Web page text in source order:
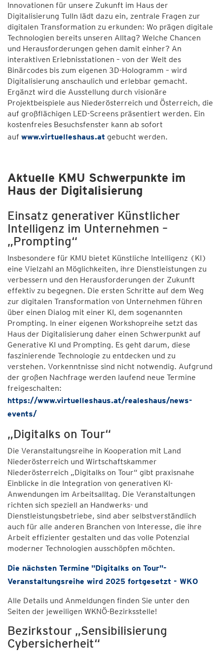
Innovationen für unsere Zukunft im Haus der
Digitalisierung Tulln lädt dazu ein, zentrale Fragen zur
digitalen Transformation zu erkunden: Wo prägen digitale
Technologien bereits unseren Alltag? Welche Chancen
und Herausforderungen gehen damit einher? An
interaktiven Erlebnisstationen – von der Welt des
Binärcodes bis zum eigenen 3D-Hologramm – wird
Digitalisierung anschaulich und erlebbar gemacht.
Ergänzt wird die Ausstellung durch visionäre
Projektbeispiele aus Niederösterreich und Österreich, die
auf großflächigen LED-Screens präsentiert werden. Ein
kostenfreies Besuchsfenster kann ab sofort
auf www.virtuelleshaus.at gebucht werden.
Aktuelle KMU Schwerpunkte im
Haus der Digitalisierung
Einsatz generativer Künstlicher
Intelligenz im Unternehmen –
„Prompting“
Insbesondere für KMU bietet Künstliche Intelligenz (KI)
eine Vielzahl an Möglichkeiten, ihre Dienstleistungen zu
verbessern und den Herausforderungen der Zukunft
effektiv zu begegnen. Die ersten Schritte auf dem Weg
zur digitalen Transformation von Unternehmen führen
über einen Dialog mit einer KI, dem sogenannten
Prompting. In einer eigenen Workshopreihe setzt das
Haus der Digitalisierung daher einen Schwerpunkt auf
Generative KI und Prompting. Es geht darum, diese
faszinierende Technologie zu entdecken und zu
verstehen. Vorkenntnisse sind nicht notwendig. Aufgrund
der großen Nachfrage werden laufend neue Termine
freigeschalten:
https://www.virtuelleshaus.at/realeshaus/news-
events/
„Digitalks on Tour“
Die Veranstaltungsreihe in Kooperation mit Land
Niederösterreich und Wirtschaftskammer
Niederösterreich „Digitalks on Tour“ gibt praxisnahe
Einblicke in die Integration von generativen KI-
Anwendungen im Arbeitsalltag. Die Veranstaltungen
richten sich speziell an Handwerks- und
Dienstleistungsbetriebe, sind aber selbstverständlich
auch für alle anderen Branchen von Interesse, die ihre
Arbeit effizienter gestalten und das volle Potenzial
moderner Technologien ausschöpfen möchten.
Die nächsten Termine "Digitalks on Tour"-
Veranstaltungsreihe wird 2025 fortgesetzt - WKO
Alle Details und Anmeldungen finden Sie unter den
Seiten der jeweiligen WKNÖ-Bezirksstelle!
Bezirkstour „Sensibilisierung
Cybersicherheit“